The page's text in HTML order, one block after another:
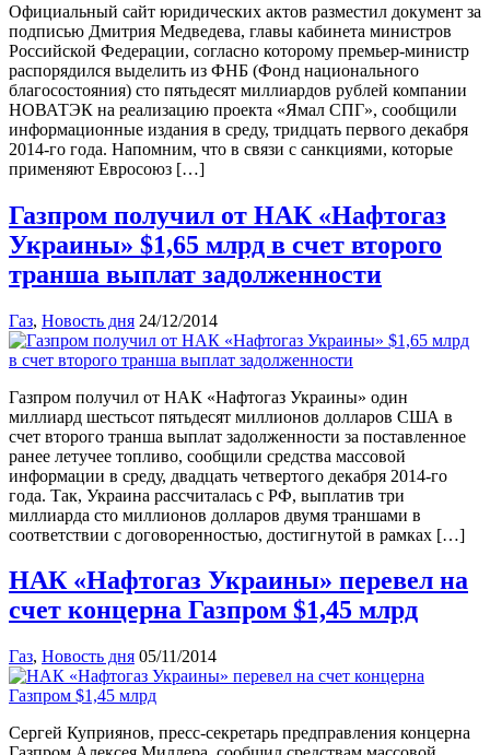
Официальный сайт юридических актов разместил документ за
подписью Дмитрия Медведева, главы кабинета министров
Российской Федерации, согласно которому премьер-министр
распорядился выделить из ФНБ (Фонд национального
благосостояния) сто пятьдесят миллиардов рублей компании
НОВАТЭК на реализацию проекта «Ямал СПГ», сообщили
информационные издания в среду, тридцать первого декабря
2014-го года. Напомним, что в связи с санкциями, которые
применяют Евросоюз […]
Газпром получил от НАК «Нафтогаз
Украины» $1,65 млрд в счет второго
транша выплат задолженности
Газ, Новость дня 24/12/2014
Газпром получил от НАК «Нафтогаз Украины» один
миллиард шестьсот пятьдесят миллионов долларов США в
счет второго транша выплат задолженности за поставленное
ранее летучее топливо, сообщили средства массовой
информации в среду, двадцать четвертого декабря 2014-го
года. Так, Украина рассчиталась с РФ, выплатив три
миллиарда сто миллионов долларов двумя траншами в
соответствии с договоренностью, достигнутой в рамках […]
НАК «Нафтогаз Украины» перевел на
счет концерна Газпром $1,45 млрд
Газ, Новость дня 05/11/2014
Сергей Куприянов, пресс-секретарь предправления концерна